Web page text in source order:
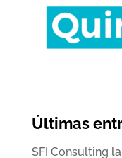
Últimas
SFI Consulting